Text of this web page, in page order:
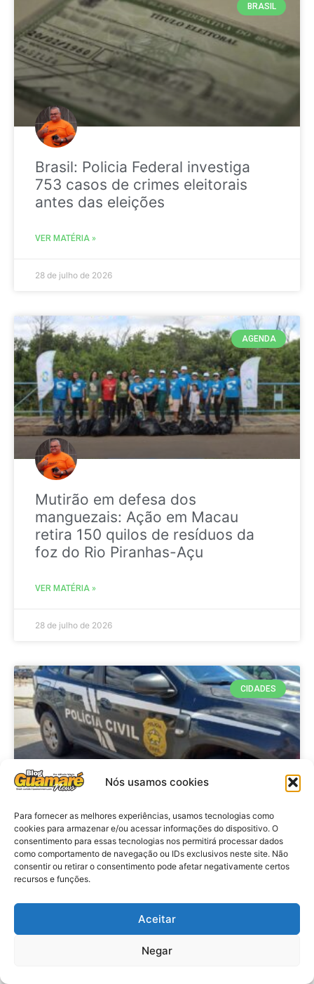
Nós usamos cookies
Para fornecer as melhores experiências, usamos tecnologias como
cookies para armazenar e/ou acessar informações do dispositivo. O
consentimento para essas tecnologias nos permitirá processar dados
como comportamento de navegação ou IDs exclusivos neste site. Não
consentir ou retirar o consentimento pode afetar negativamente certos
recursos e funções.
Aceitar
Negar
BRASIL
Brasil: Policia Federal investiga
753 casos de crimes eleitorais
antes das eleições
VER MATÉRIA »
28 de julho de 2026
AGENDA
Mutirão em defesa dos
manguezais: Ação em Macau
retira 150 quilos de resíduos da
foz do Rio Piranhas-Açu
VER MATÉRIA »
28 de julho de 2026
CIDADES
Operação Macau Segura: Polícia
cumpre mandados de prisão
contra dois suspeitos por
integrarem organização criminosa
no interior do RN